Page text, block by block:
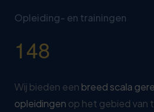
Opleiding- en trainingen
148
Wij bieden een breed scala
opleidingen op het gebied van